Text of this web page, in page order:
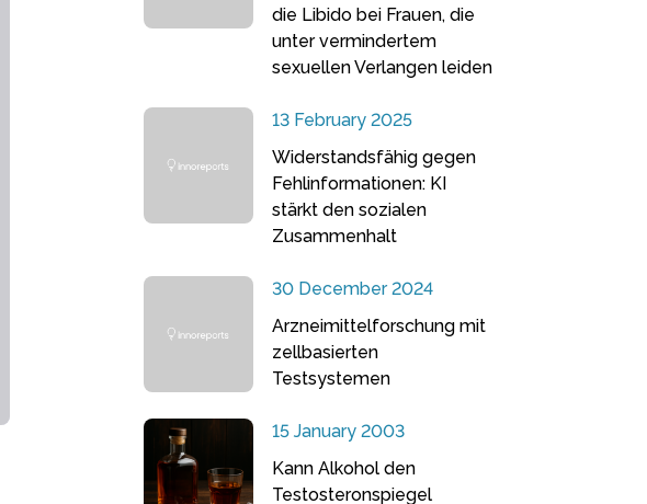
die Libido bei Frauen, die
unter vermindertem
sexuellen Verlangen leiden
13 February 2025
Widerstandsfähig gegen
Fehlinformationen: KI
stärkt den sozialen
Zusammenhalt
30 December 2024
Arzneimittelforschung mit
zellbasierten
Testsystemen
15 January 2003
Kann Alkohol den
Testosteronspiegel